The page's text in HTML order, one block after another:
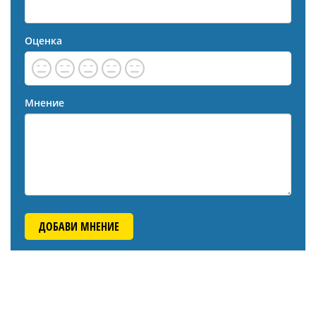
Оценка
Мнение
ДОБАВИ МНЕНИЕ